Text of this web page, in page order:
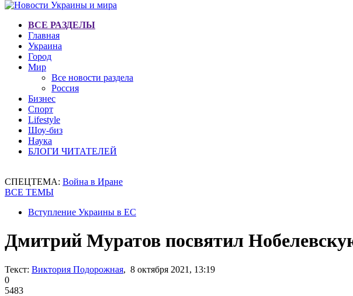
ВСЕ РАЗДЕЛЫ
Главная
Украина
Город
Мир
Все новости раздела
Россия
Бизнес
Спорт
Lifestyle
Шоу-биз
Наука
БЛОГИ ЧИТАТЕЛЕЙ
СПЕЦТЕМА: Война в Иране
ВСЕ ТЕМЫ
Вступление Украины в ЕС
Дмитрий Муратов посвятил
Текст: Виктория Подорожная, 8 октября 2021, 13:19
0
5483